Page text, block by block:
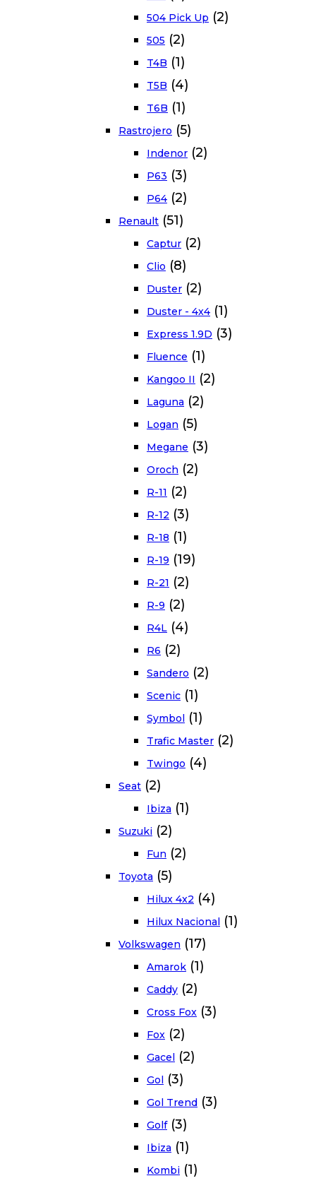
504 Pick Up (2)
505 (2)
T4B (1)
T5B (4)
T6B (1)
Rastrojero (5)
Indenor (2)
P63 (3)
P64 (2)
Renault (51)
Captur (2)
Clio (8)
Duster (2)
Duster - 4x4 (1)
Express 1.9D (3)
Fluence (1)
Kangoo II (2)
Laguna (2)
Logan (5)
Megane (3)
Oroch (2)
R-11 (2)
R-12 (3)
R-18 (1)
R-19 (19)
R-21 (2)
R-9 (2)
R4L (4)
R6 (2)
Sandero (2)
Scenic (1)
Symbol (1)
Trafic Master (2)
Twingo (4)
Seat (2)
Ibiza (1)
Suzuki (2)
Fun (2)
Toyota (5)
Hilux 4x2 (4)
Hilux Nacional (1)
Volkswagen (17)
Amarok (1)
Caddy (2)
Cross Fox (3)
Fox (2)
Gacel (2)
Gol (3)
Gol Trend (3)
Golf (3)
Ibiza (1)
Kombi (1)